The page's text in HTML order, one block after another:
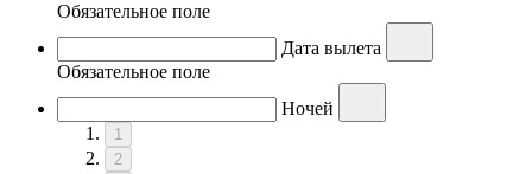
Обязательное поле
Дата вылета
Обязательное поле
Ночей
1
2